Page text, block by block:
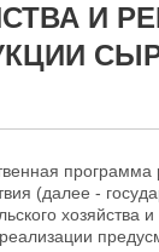
И
программа
(далее -
хозяйства